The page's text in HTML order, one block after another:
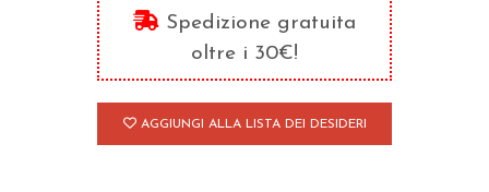
futuro
quantità
Spedizione gratuita
oltre i 30€!
AGGIUNGI ALLA LISTA DEI DESIDERI